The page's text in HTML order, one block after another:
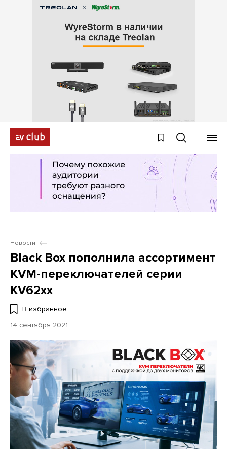
Новости
Black Box пополнила ассортимент
KVM-переключателей серии
KV62xx
В избранное
14 сентября 2021